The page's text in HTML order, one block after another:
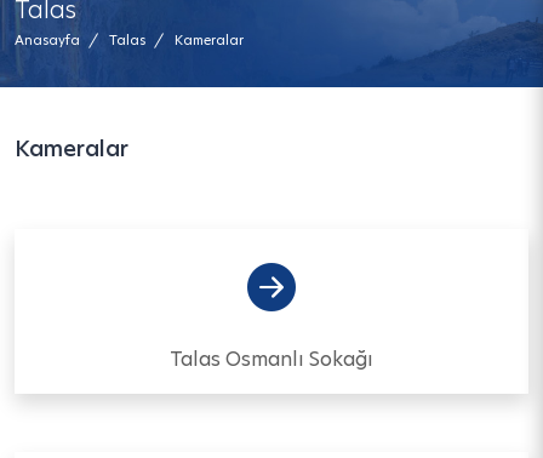
Talas
Anasayfa / Talas / Kameralar
Kameralar
Talas Osmanlı Sokağı